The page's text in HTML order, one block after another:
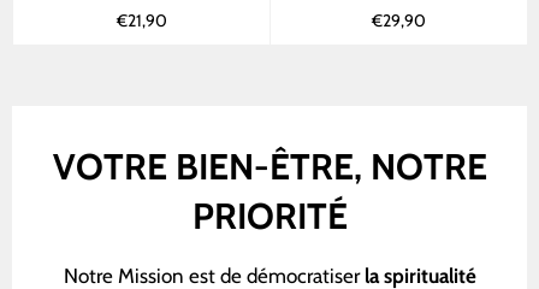
Normaler
€21,90
Normaler
€29,90
VOTRE BIEN-ÊTRE, NOTRE
PRIORITÉ
Notre Mission est de démocratiser la spiritualité